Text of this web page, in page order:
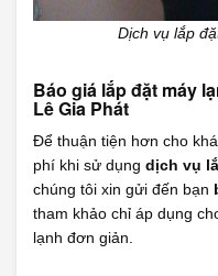
Dịch vụ lắp
Báo giá lắp đặt máy
Lê Gia Phát
Để thuận tiện hơn cho
phí khi sử dụng dịch vụ
chúng tôi xin gửi đến bạn
tham khảo chỉ áp dụng
lạnh đơn giản.